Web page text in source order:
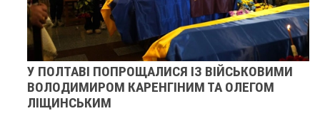
У ПОЛТАВІ ПОПРОЩАЛИСЯ ІЗ ВІЙСЬКОВИМИ
ВОЛОДИМИРОМ КАРЕНГІНИМ ТА ОЛЕГОМ
ЛІЩИНСЬКИМ